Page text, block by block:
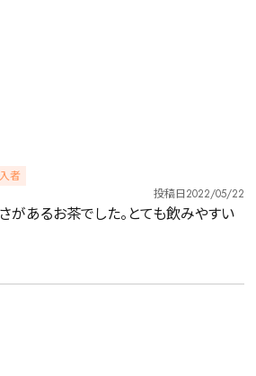
者
投稿日2022/05/22
があるお茶でした。とても飲みやすい